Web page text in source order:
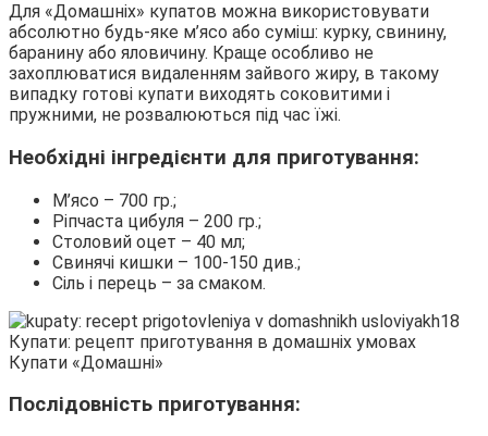
Для «Домашніх» купатов можна використовувати
абсолютно будь-яке м’ясо або суміш: курку, свинину,
баранину або яловичину. Краще особливо не
захоплюватися видаленням зайвого жиру, в такому
випадку готові купати виходять соковитими і
пружними, не розвалюються під час їжі.
Необхідні інгредієнти для приготування:
М’ясо – 700 гр.;
Ріпчаста цибуля – 200 гр.;
Столовий оцет – 40 мл;
Свинячі кишки – 100-150 див.;
Сіль і перець – за смаком.
Купати «Домашні»
Послідовність приготування: